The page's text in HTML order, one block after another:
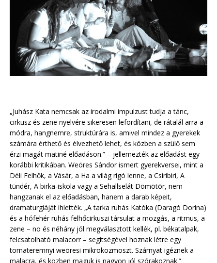
„Juhász Kata nemcsak az irodalmi impulzust tudja a tánc,
cirkusz és zene nyelvére sikeresen lefordítani, de rátalál arra a
módra, hangnemre, struktúrára is, amivel mindez a gyerekek
számára érthető és élvezhető lehet, és közben a szülő sem
érzi magát matiné előadáson.” – jellemezték az előadást egy
korábbi kritikában. Weöres Sándor ismert gyerekversei, mint a
Déli Felhők, a Vásár, a Ha a világ rigó lenne, a Csiribiri, A
tündér, A birka-iskola vagy a Sehallselát Dömötör, nem
hangzanak el az előadásban, hanem a darab képeit,
dramaturgiáját ihlették. „A tarka ruhás Katóka (Daragó Dorina)
és a hófehér ruhás felhőcirkuszi társulat a mozgás, a ritmus, a
zene – no és néhány jól megválasztott kellék, pl. békatalpak,
felcsatolható malacorr – segítségével hoznak létre egy
tornateremnyi weöresi mikrokozmoszt. Szárnyat igéznek a
malacra, és közben maguk is nagyon jól szórakoznak.”